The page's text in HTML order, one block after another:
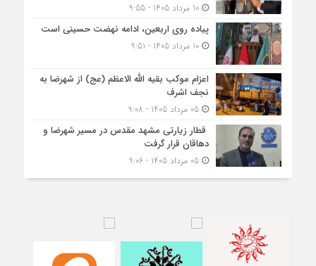
10 مرداد 1405 - 9:55
پیاده روی اربعین، ادامه نهضت حسینی است
10 مرداد 1405 - 9:51
اعزام موکب بقیه الله الاعظم (عج) از شهرضا به
نجف اشرف
05 مرداد 1405 - 9:08
قطار زیارتی مشهد مقدس در مسیر شهرضا و
دهاقان قرار گرفت
05 مرداد 1405 - 9:06